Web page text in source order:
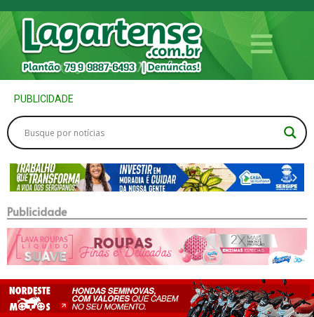
PUBLICIDADE
Publicidade